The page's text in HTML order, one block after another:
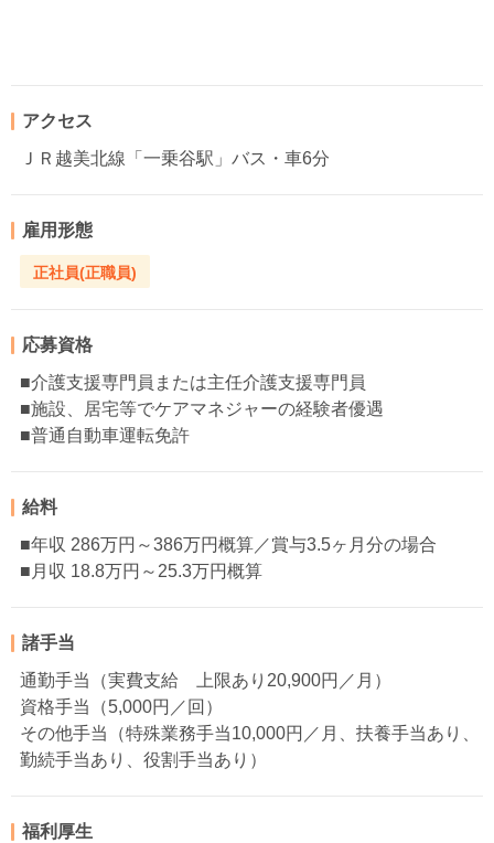
アクセス
ＪＲ越美北線「一乗谷駅」バス・車6分
雇用形態
正社員(正職員)
応募資格
■介護支援専門員または主任介護支援専門員
■施設、居宅等でケアマネジャーの経験者優遇
■普通自動車運転免許
給料
■年収 286万円～386万円概算／賞与3.5ヶ月分の場合
■月収 18.8万円～25.3万円概算
諸手当
通勤手当（実費支給 上限あり20,900円／月）
資格手当（5,000円／回）
その他手当（特殊業務手当10,000円／月、扶養手当あり、
勤続手当あり、役割手当あり）
福利厚生